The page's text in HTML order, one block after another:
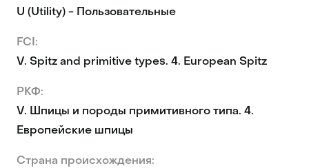
U (Utility) - Пользовательные
FCI:
V. Spitz and primitive types. 4. European Spitz
РКФ:
V. Шпицы и породы примитивного типа. 4.
Европейские шпицы
Страна происхождения: